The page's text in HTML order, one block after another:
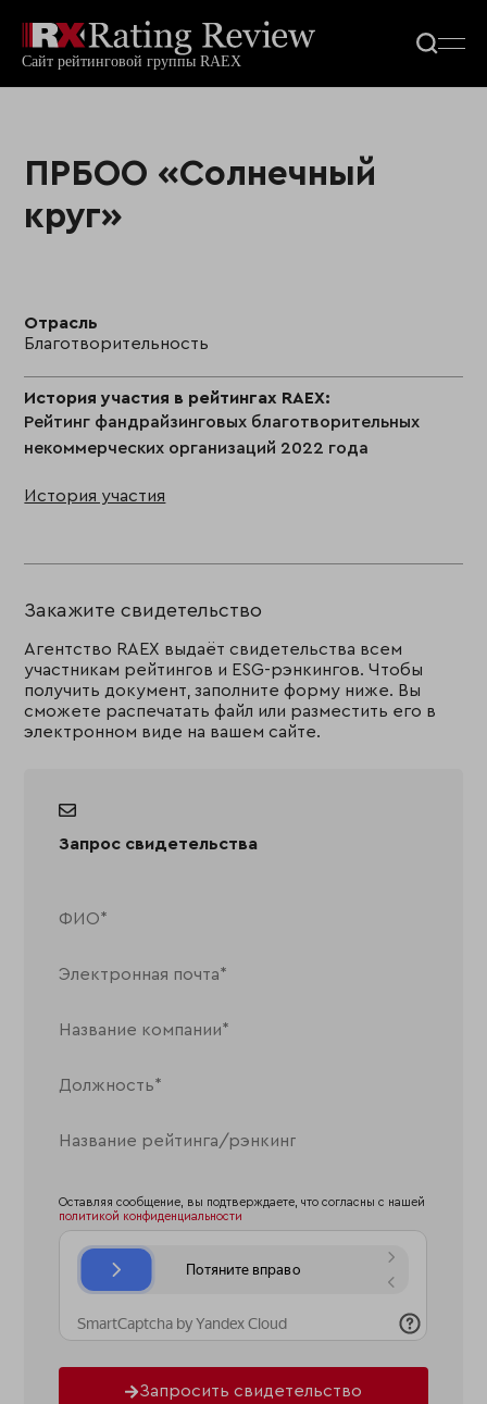
ПРБОО «Солнечный
круг»
Отрасль
Благотворительность
История участия в рейтингах RAEX:
Рейтинг фандрайзинговых благотворительных
некоммерческих организаций 2022 года
История участия
Закажите свидетельство
Агентство RAEX выдаёт свидетельства всем
участникам рейтингов и ESG-рэнкингов. Чтобы
получить документ, заполните форму ниже. Вы
сможете распечатать файл или разместить его в
электронном виде на вашем сайте.
Запрос свидетельства
Оставляя сообщение, вы подтверждаете, что согласны с нашей
политикой конфиденциальности
Запросить свидетельство